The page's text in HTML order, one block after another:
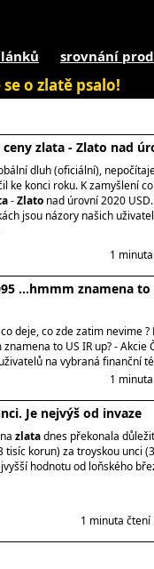
srovnání
o zlatě psalo!
zlata - Zlato nad
dluh (oficiální),
ke konci roku. K zamyšlení
-Zlato nad úrovní 2020
jsou názory našich
1
...hmmm znamena to
deje, co zde zatim nevime
to US IR up? - Akcie
na vybraná finanční
1
Je nejvýš od invaze
zlatadnes překonala
tisíc korun) za troyskou unci
hodnotu od loňského
1 minuta